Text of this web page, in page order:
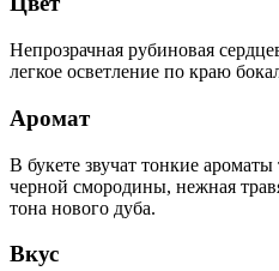
Непрозрачная рубиновая
легкое осветление по краю
Аромат
В букете звучат тонкие
черной смородины, нежная
тона нового дуба.
Вкус